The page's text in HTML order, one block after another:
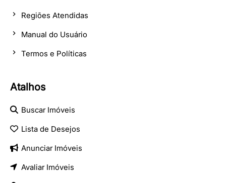
Regiões Atendidas
Manual do Usuário
Termos e Políticas
Atalhos
Buscar Imóveis
Lista de Desejos
Anunciar Imóveis
Avaliar Imóveis